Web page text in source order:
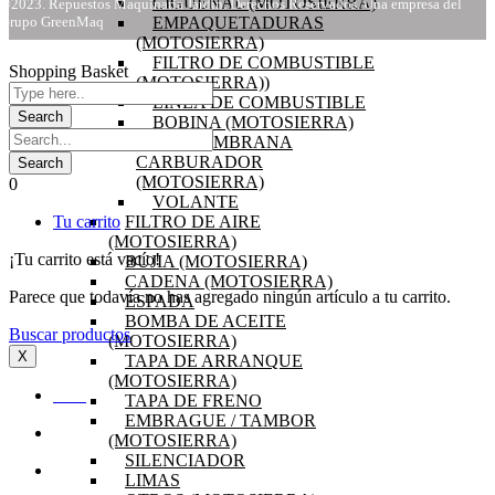
EMPAQUETADURAS
(MOTOSIERRA)
FILTRO DE COMBUSTIBLE
(MOTOSIERRA))
LINEA DE COMBUSTIBLE
BOBINA (MOTOSIERRA)
KIT MEMBRANA
CARBURADOR
(MOTOSIERRA)
VOLANTE
FILTRO DE AIRE
(MOTOSIERRA)
BUJIA (MOTOSIERRA)
CADENA (MOTOSIERRA)
ESPADA
BOMBA DE ACEITE
(MOTOSIERRA)
TAPA DE ARRANQUE
(MOTOSIERRA)
TAPA DE FRENO
EMBRAGUE / TAMBOR
(MOTOSIERRA)
SILENCIADOR
LIMAS
©2023. Repuestos Maquinaria Jardín. Derechos Reservados. Una empresa del
Grupo GreenMaq
Shopping Basket
0
Tu carrito
¡Tu carrito está vacío!
Parece que todavía no has agregado ningún artículo a tu carrito.
Buscar productos
X